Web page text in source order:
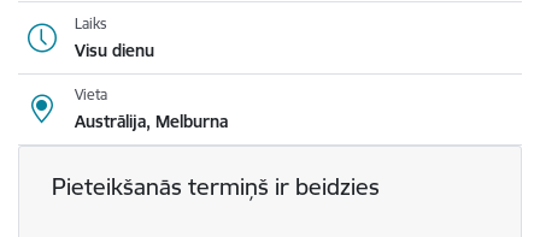
Laiks
Visu dienu
Vieta
Austrālija, Melburna
Pieteikšanās termiņš ir beidzies